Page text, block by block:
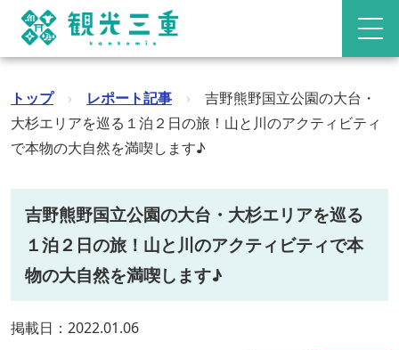
トップ › レポート記事 ›
吉野熊野国立公園の大台・
大杉エリアを巡る１泊２日の旅！山と川のアクティビティ
で本物の大自然を満喫します♪
吉野熊野国立公園の大台・大杉エリアを巡る
１泊２日の旅！山と川のアクティビティで本
物の大自然を満喫します♪
掲載日：2022.01.06